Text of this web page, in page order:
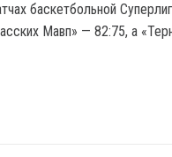
баскетбольной
Мавп» — 82:75, а